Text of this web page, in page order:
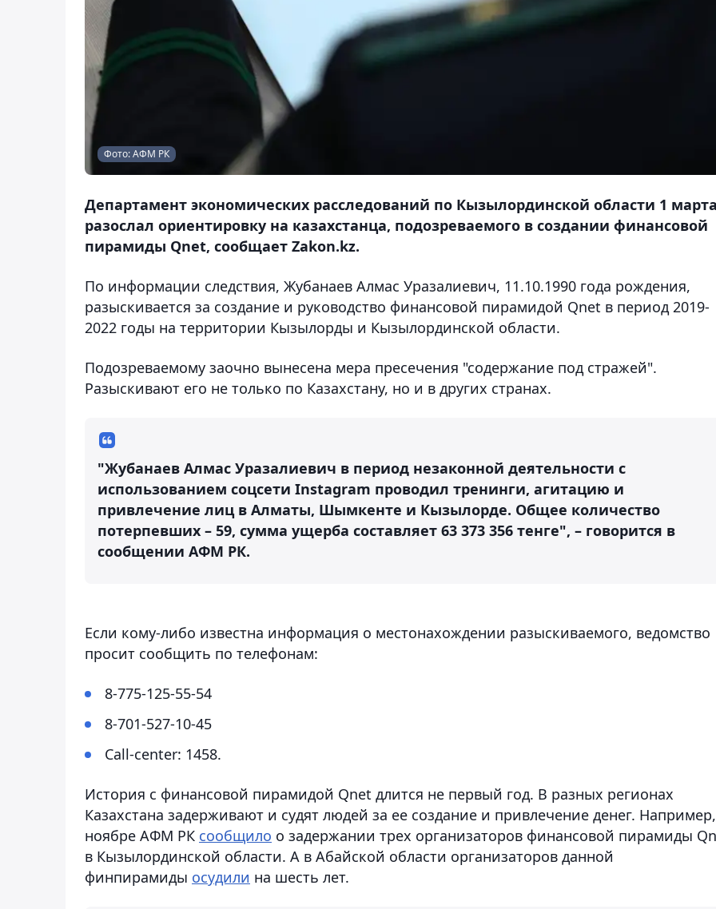
Фото: АФМ РК
Департамент экономических расследований по Кызылординской области 1
разослал ориентировку на казахстанца, подозреваемого в создании финансовой
пирамиды Qnet, сообщает Zakon.kz.
По информации следствия, Жубанаев Алмас Уразалиевич, 11.10.1990 года рождения,
разыскивается за создание и руководство финансовой пирамидой Qnet в период 2019-
2022 годы на территории Кызылорды и Кызылординской области.
Подозреваемому заочно вынесена мера пресечения "содержание под стражей".
Разыскивают его не только по Казахстану, но и в других странах.
"Жубанаев Алмас Уразалиевич в период незаконной деятельности с
использованием соцсети Instagram проводил тренинги, агитацию и
привлечение лиц в Алматы, Шымкенте и Кызылорде. Общее количество
потерпевших – 59, сумма ущерба составляет 63 373 356 тенге", – говорится в
сообщении АФМ РК.
Если кому-либо известна информация о местонахождении разыскиваемого, ведомство
просит сообщить по телефонам:
8-775-125-55-54
8-701-527-10-45
Call-center: 1458.
История с финансовой пирамидой Qnet длится не первый год. В разных регионах
Казахстана задерживают и судят людей за ее создание и привлечение денег.
ноябре АФМ РК сообщило о задержании трех организаторов финансовой пирамиды
в Кызылординской области. А в Абайской области организаторов данной
финпирамиды осудили на шесть лет.